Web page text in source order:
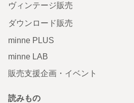
ヴィンテージ販売
ダウンロード販売
minne PLUS
minne LAB
販売支援企画・イベント
読みもの